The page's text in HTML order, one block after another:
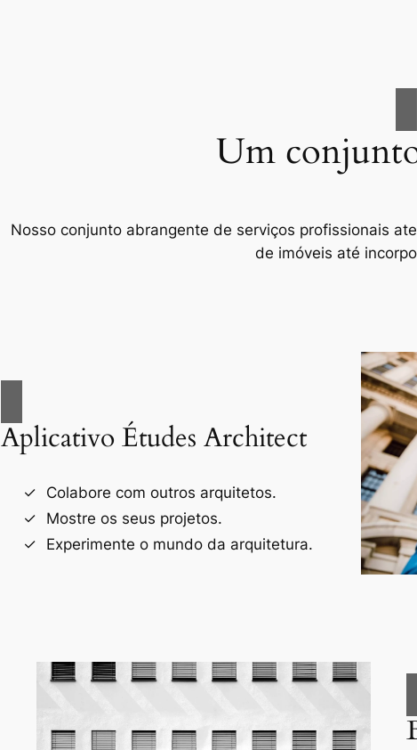
Um
Nosso conjunto abrangente de serviços profissionais
de imóveis até
Aplicativo Études Architect
Colabore com outros arquitetos.
Mostre os seus projetos.
Experimente o mundo da arquitetura.